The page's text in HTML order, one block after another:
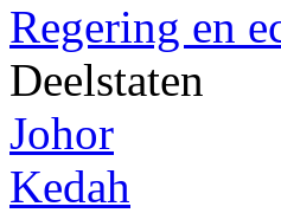
Regering en
Deelstaten
Johor
Kedah